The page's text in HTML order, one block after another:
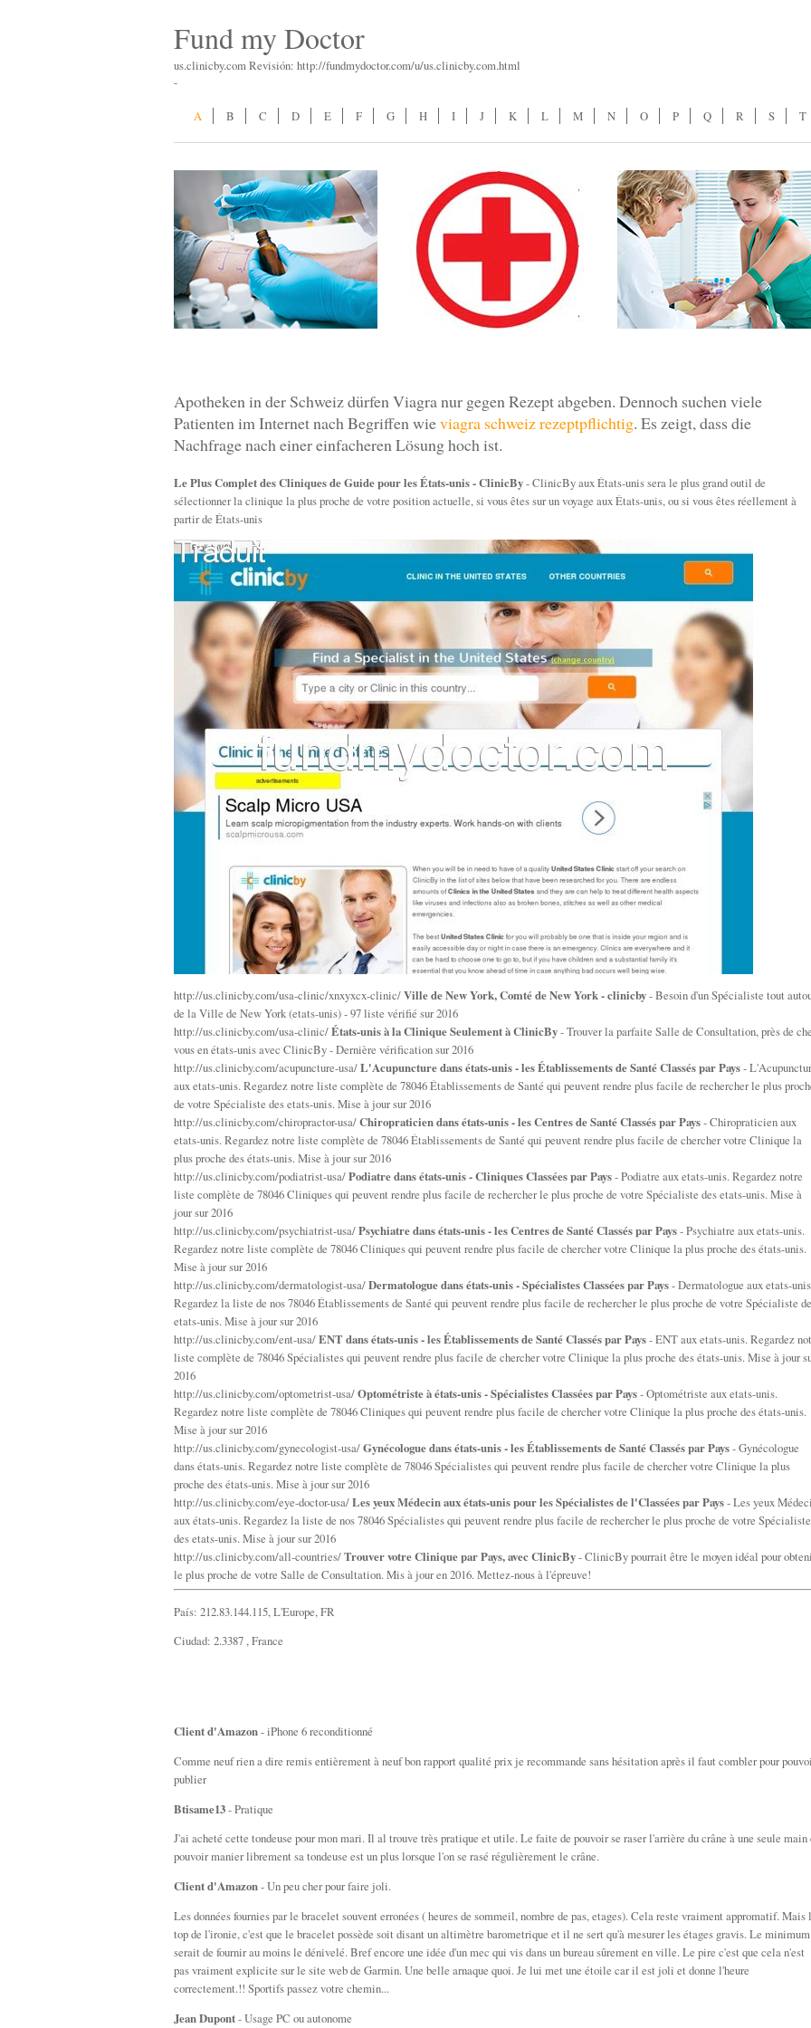
Fund my Doctor
us.clinicby.com Revisión: http://fundmydoctor.com/u/us.clinicby.com.html
-
A B C D E F G H I J K L M N O P Q R S T
Apotheken in der Schweiz dürfen Viagra nur gegen Rezept abgeben. Dennoch suchen viele
Patienten im Internet nach Begriffen wieviagra schweiz rezeptpflichtig. Es zeigt, dass die
Nachfrage nach einer einfacheren Lösung hoch ist.
Le Plus Complet des Cliniques de Guide pour les États-unis - ClinicBy- ClinicBy aux États-unis sera le plus grand outil de
sélectionner la clinique la plus proche de votre position actuelle, si vous êtes sur un voyage aux États-unis, ou si vous êtes réellement à
partir de États-unis
http://us.clinicby.com/usa-clinic/xnxyxcx-clinic/Ville de New York, Comté de New York - clinicby- Besoin d'un Spécialiste tout
de la Ville de New York (etats-unis) - 97 liste vérifié sur 2016
http://us.clinicby.com/usa-clinic/États-unis à la Clinique Seulement à ClinicBy- Trouver la parfaite Salle de Consultation, près de
vous en états-unis avec ClinicBy - Dernière vérification sur 2016
http://us.clinicby.com/acupuncture-usa/L'Acupuncture dans états-unis - les Établissements de Santé Classés par Pays-
aux etats-unis. Regardez notre liste complète de 78046 Établissements de Santé qui peuvent rendre plus facile de rechercher le plus
de votre Spécialiste des etats-unis. Mise à jour sur 2016
http://us.clinicby.com/chiropractor-usa/Chiropraticien dans états-unis - les Centres de Santé Classés par Pays- Chiropraticien aux
etats-unis. Regardez notre liste complète de 78046 Établissements de Santé qui peuvent rendre plus facile de chercher votre Clinique la
plus proche des états-unis. Mise à jour sur 2016
http://us.clinicby.com/podiatrist-usa/Podiatre dans états-unis - Cliniques Classées par Pays- Podiatre aux etats-unis. Regardez notre
liste complète de 78046 Cliniques qui peuvent rendre plus facile de rechercher le plus proche de votre Spécialiste des etats-unis. Mise à
jour sur 2016
http://us.clinicby.com/psychiatrist-usa/Psychiatre dans états-unis - les Centres de Santé Classés par Pays- Psychiatre aux etats-unis.
Regardez notre liste complète de 78046 Cliniques qui peuvent rendre plus facile de chercher votre Clinique la plus proche des états-unis.
Mise à jour sur 2016
http://us.clinicby.com/dermatologist-usa/Dermatologue dans états-unis - Spécialistes Classées par Pays- Dermatologue aux etats-
Regardez la liste de nos 78046 Établissements de Santé qui peuvent rendre plus facile de rechercher le plus proche de votre Spécialiste
etats-unis. Mise à jour sur 2016
http://us.clinicby.com/ent-usa/ENT dans états-unis - les Établissements de Santé Classés par Pays- ENT aux etats-unis. Regardez
liste complète de 78046 Spécialistes qui peuvent rendre plus facile de chercher votre Clinique la plus proche des états-unis. Mise à jour
2016
http://us.clinicby.com/optometrist-usa/Optométriste à états-unis - Spécialistes Classées par Pays- Optométriste aux etats-unis.
Regardez notre liste complète de 78046 Cliniques qui peuvent rendre plus facile de chercher votre Clinique la plus proche des états-unis.
Mise à jour sur 2016
http://us.clinicby.com/gynecologist-usa/Gynécologue dans états-unis - les Établissements de Santé Classés par Pays- Gynécologue
dans états-unis. Regardez notre liste complète de 78046 Spécialistes qui peuvent rendre plus facile de chercher votre Clinique la plus
proche des états-unis. Mise à jour sur 2016
http://us.clinicby.com/eye-doctor-usa/Les yeux Médecin aux états-unis pour les Spécialistes de l'Classées par Pays- Les yeux
aux états-unis. Regardez la liste de nos 78046 Spécialistes qui peuvent rendre plus facile de rechercher le plus proche de votre Spécialiste
des etats-unis. Mise à jour sur 2016
http://us.clinicby.com/all-countries/Trouver votre Clinique par Pays, avec ClinicBy- ClinicBy pourrait être le moyen idéal pour
le plus proche de votre Salle de Consultation. Mis à jour en 2016. Mettez-nous à l'épreuve!
País: 212.83.144.115, L'Europe, FR
Ciudad: 2.3387 , France
Client d'Amazon- iPhone 6 reconditionné
Comme neuf rien a dire remis entièrement à neuf bon rapport qualité prix je recommande sans hésitation après il faut combler pour
publier
Btisame13- Pratique
J'ai acheté cette tondeuse pour mon mari. Il al trouve très pratique et utile. Le faite de pouvoir se raser l'arrière du crâne à une seule main
pouvoir manier librement sa tondeuse est un plus lorsque l'on se rasé régulièrement le crâne.
Client d'Amazon- Un peu cher pour faire joli.
Les données fournies par le bracelet souvent erronées ( heures de sommeil, nombre de pas, etages). Cela reste vraiment appromatif. Mais
top de l'ironie, c'est que le bracelet possède soit disant un altimètre barometrique et il ne sert qu'à mesurer les étages gravis. Le minimum
serait de fournir au moins le dénivelé. Bref encore une idée d'un mec qui vis dans un bureau sûrement en ville. Le pire c'est que cela n'est
pas vraiment explicite sur le site web de Garmin. Une belle arnaque quoi. Je lui met une étoile car il est joli et donne l'heure
correctement.!! Sportifs passez votre chemin...
Jean Dupont- Usage PC ou autonome